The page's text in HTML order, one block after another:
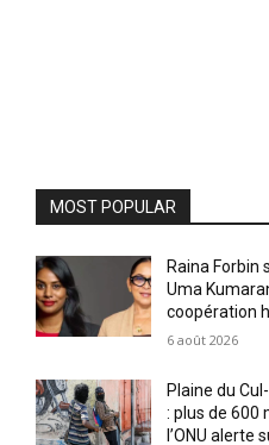
MOST POPULAR
Raina Forbin
Uma
coopération
6 août 2026
Plaine du
: plus de 600
l’ONU alerte